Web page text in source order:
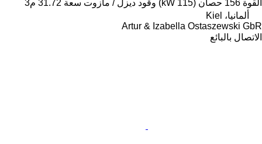
ديزل / مازوت سعة 31.72 م3
Artur